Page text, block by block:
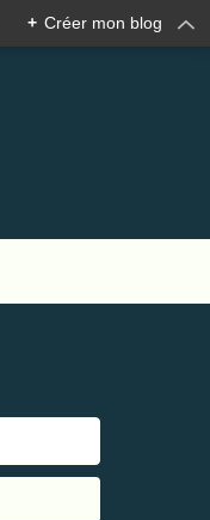
+ Créer mon blog